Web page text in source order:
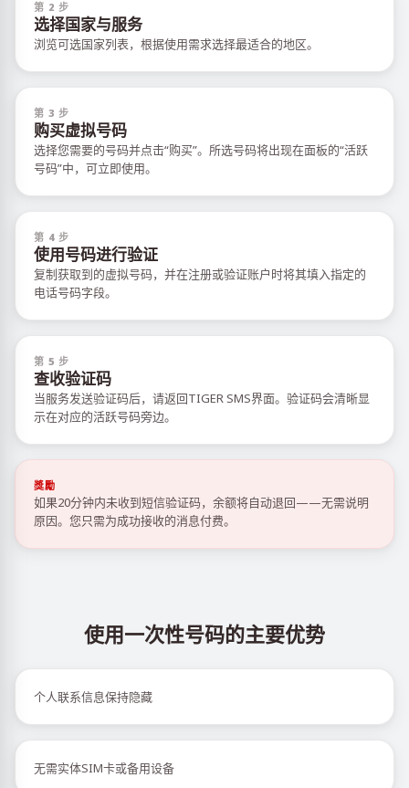
第 2 步
选择国家与服务
浏览可选国家列表，根据使用需求选择最适合的地区。
第 3 步
购买虚拟号码
选择您需要的号码并点击“购买”。所选号码将出现在面板的“活跃
号码”中，可立即使用。
第 4 步
使用号码进行验证
复制获取到的虚拟号码，并在注册或验证账户时将其填入指定的
电话号码字段。
第 5 步
查收验证码
当服务发送验证码后，请返回TIGER SMS界面。验证码会清晰显
示在对应的活跃号码旁边。
獎勵
如果20分钟内未收到短信验证码，余额将自动退回——无需说明
原因。您只需为成功接收的消息付费。
使用一次性号码的主要优势
个人联系信息保持隐藏
无需实体SIM卡或备用设备